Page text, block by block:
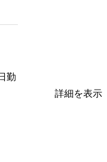
勤
詳細を表示